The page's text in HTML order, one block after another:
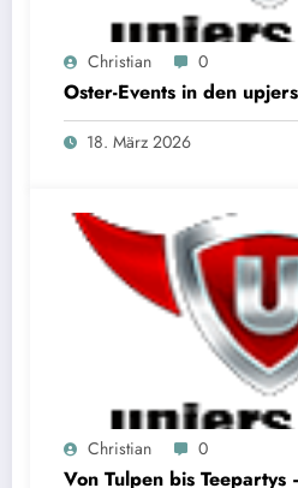
Christian 0
Oster-Events in den
18. März 2026
Christian 0
Von Tulpen bis